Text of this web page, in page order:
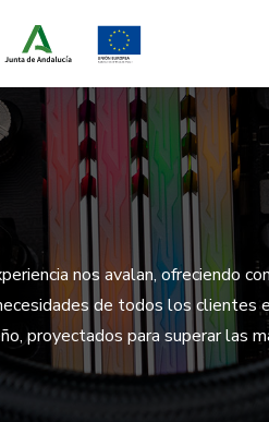
nos avalan, ofreciendo
de todos los clientes
proyectados para superar las